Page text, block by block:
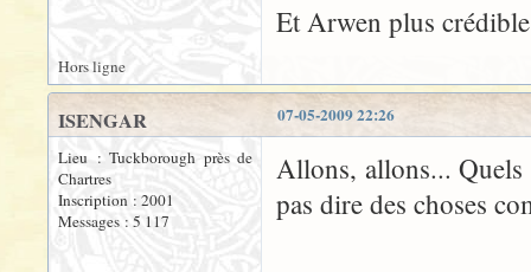
Et Arwen plus
Hors ligne
07-05-2009 22:26
ISENGAR
Lieu : Tuckborough près de
Chartres
Inscription : 2001
Messages : 5 117
Allons, allons... Quels
pas dire des choses